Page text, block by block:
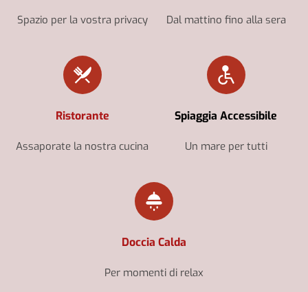
Spazio per la vostra privacy Dal mattino fino alla sera
Ristorante
Assaporate la nostra cucina
Spiaggia Accessibile
Un mare per tutti
Doccia Calda
Per momenti di relax